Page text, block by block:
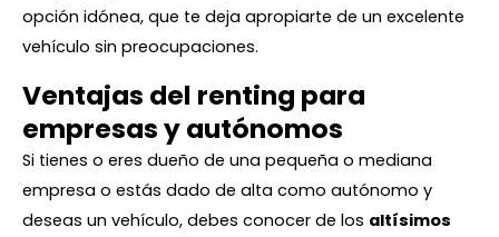
opción idónea, que te deja apropiarte de un excelente
vehículo sin preocupaciones.
Ventajas del renting para
empresas y autónomos
Si tienes o eres dueño de una pequeña o mediana
empresa o estás dado de alta como autónomo y
deseas un vehículo, debes conocer de los altísimos